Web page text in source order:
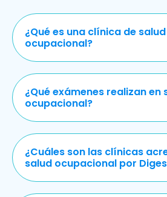
¿Qué es una clínica de salud
ocupacional?
¿Qué exámenes realizan en
ocupacional?
¿Cuáles son las clínicas
salud ocupacional por